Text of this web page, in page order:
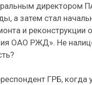
директором
а затем стал
и реконструкции
ОАО РЖД». Не
ГРБ, когда